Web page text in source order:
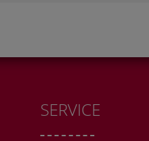
SERVICE